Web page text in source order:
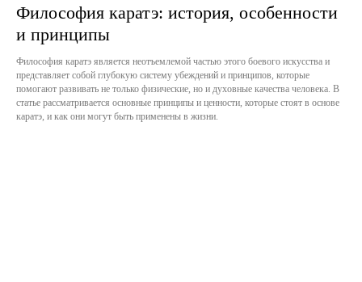
Философия каратэ: история, особенности
и принципы
Философия каратэ является неотъемлемой частью этого боевого искусства и
представляет собой глубокую систему убеждений и принципов, которые
помогают развивать не только физические, но и духовные качества человека. В
статье рассматривается основные принципы и ценности, которые стоят в основе
каратэ, и как они могут быть применены в жизни.